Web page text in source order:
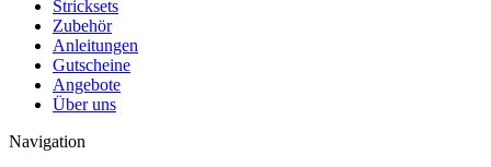
Stricksets
Zubehör
Anleitungen
Gutscheine
Angebote
Über uns
Navigation